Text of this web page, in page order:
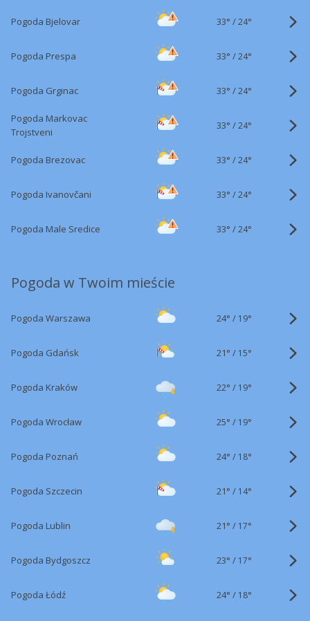
Pogoda Bjelovar 33° /24°
Pogoda Prespa 33° /24°
Pogoda Grginac 33° /24°
Pogoda Markovac
Trojstveni
33° /24°
Pogoda Brezovac 33° /24°
Pogoda Ivanovčani 33° /24°
Pogoda Male Sredice 33° /24°
Pogoda w Twoim mieście
Pogoda Warszawa 24° / 19°
Pogoda Gdańsk 21° / 15°
Pogoda Kraków 22° / 19°
Pogoda Wrocław 25° / 19°
Pogoda Poznań 24° / 18°
Pogoda Szczecin 21° / 14°
Pogoda Lublin 21° / 17°
Pogoda Bydgoszcz 23° / 17°
Pogoda Łódź 24° / 18°